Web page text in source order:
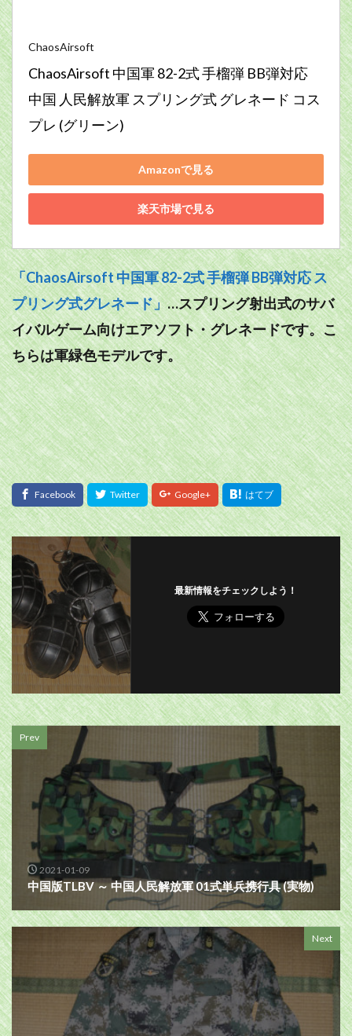
ChaosAirsoft
ChaosAirsoft 中国軍 82-2式 手榴弾 BB弾対応
中国 人民解放軍 スプリング式 グレネード コス
プレ (グリーン)
Amazonで見る
楽天市場で見る
「ChaosAirsoft 中国軍 82-2式 手榴弾 BB弾対応 ス
プリング式グレネード」…スプリング射出式のサバ
イバルゲーム向けエアソフト・グレネードです。こ
ちらは軍緑色モデルです。
最新情報をチェックしよう！
Prev
2021-01-09
中国版TLBV ～ 中国人民解放軍 01式単兵携行具 (実物)
Next